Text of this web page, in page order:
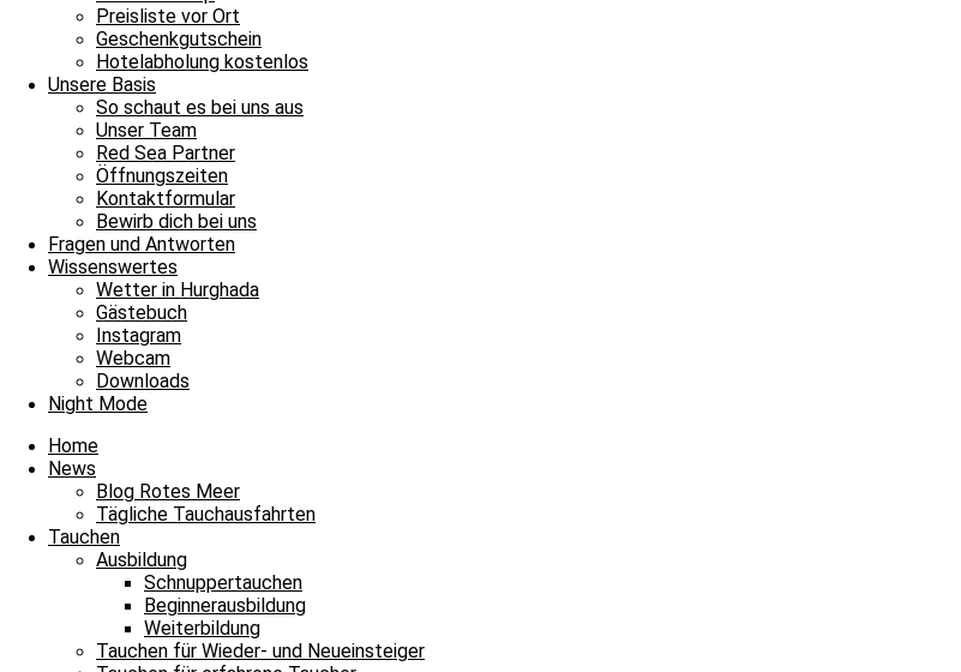
Preisliste vor Ort
Geschenkgutschein
Hotelabholung kostenlos
Unsere Basis
So schaut es bei uns aus
Unser Team
Red Sea Partner
Öffnungszeiten
Kontaktformular
Bewirb dich bei uns
Fragen und Antworten
Wissenswertes
Wetter in Hurghada
Gästebuch
Instagram
Webcam
Downloads
Night Mode
Home
News
Blog Rotes Meer
Tägliche Tauchausfahrten
Tauchen
Ausbildung
Schnuppertauchen
Beginnerausbildung
Weiterbildung
Tauchen für Wieder- und Neueinsteiger
Kontakt
Stellenangebote / Jobsuche
Red Sea Partner
Red Sea Shop
News
Unsere Basis
Tauchen
Fragen und Antworten
Envelope Facebook Youtube Instagram
James & Mac Diving Center
Giftun Azur Resort
0000 Hurghada / Red Sea / Egypt
Tel: +20 122 311 8923
Tel Büro: +20 65 3463003